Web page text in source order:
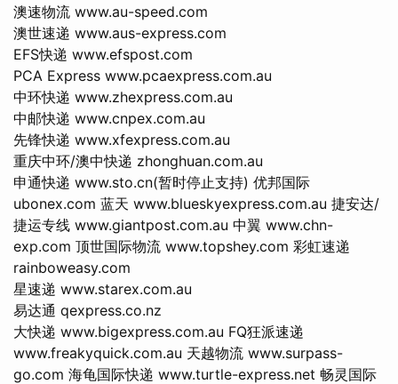
澳速物流 www.au-speed.com
澳世速递 www.aus-express.com
EFS快递 www.efspost.com
PCA Express www.pcaexpress.com.au
中环快递 www.zhexpress.com.au
中邮快递 www.cnpex.com.au
先锋快递 www.xfexpress.com.au
重庆中环/澳中快递 zhonghuan.com.au
申通快递 www.sto.cn(暂时停止支持) 优邦国际
ubonex.com 蓝天 www.blueskyexpress.com.au 捷安达/
捷运专线 www.giantpost.com.au 中翼 www.chn-
exp.com 顶世国际物流 www.topshey.com 彩虹速递
rainboweasy.com
星速递 www.starex.com.au
易达通 qexpress.co.nz
大快递 www.bigexpress.com.au FQ狂派速递
www.freakyquick.com.au 天越物流 www.surpass-
go.com 海龟国际快递 www.turtle-express.net 畅灵国际